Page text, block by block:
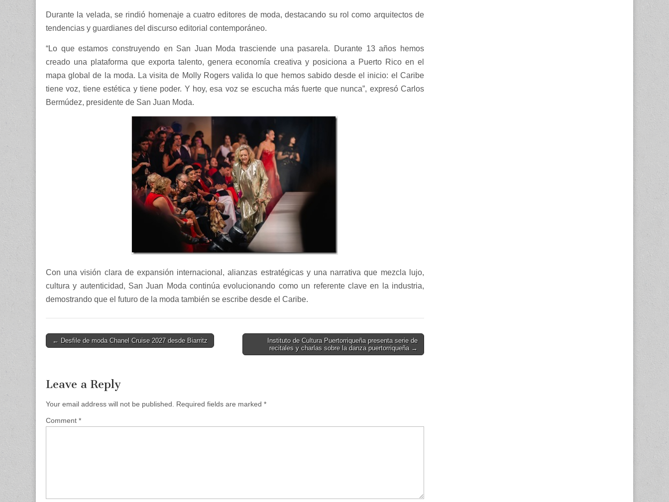
Durante la velada, se rindió homenaje a cuatro editores de moda, destacando su rol como arquitectos de
tendencias y guardianes del discurso editorial contemporáneo.
“Lo que estamos construyendo en San Juan Moda trasciende una pasarela. Durante 13 años hemos
creado una plataforma que exporta talento, genera economía creativa y posiciona a Puerto Rico en el
mapa global de la moda. La visita de Molly Rogers valida lo que hemos sabido desde el inicio: el Caribe
tiene voz, tiene estética y tiene poder. Y hoy, esa voz se escucha más fuerte que nunca”, expresó Carlos
Bermúdez, presidente de San Juan Moda.
Con una visión clara de expansión internacional, alianzas estratégicas y una narrativa que mezcla lujo,
cultura y autenticidad, San Juan Moda continúa evolucionando como un referente clave en la industria,
demostrando que el futuro de la moda también se escribe desde el Caribe.
Post
← Desfile de moda Chanel Cruise 2027 desde Biarritz
Instituto de Cultura Puertorriqueña presenta serie de
recitales y charlas sobre la danza puertorriqueña →
Leave a Reply
Your email address will not be published. Required fields are marked *
Comment *